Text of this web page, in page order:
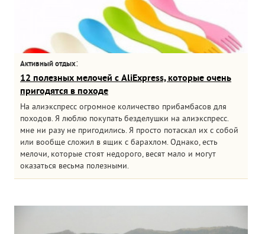
Активный отдых:
12 полезных мелочей с AliExpress, которые очень
пригодятся в походе
На алиэкспресс огромное количество прибамбасов для
походов. Я люблю покупать безделушки на алиэкспресс.
мне ни разу не пригодились. Я просто потаскал их с собой
или вообще сложил в ящик с барахлом. Однако, есть
мелочи, которые стоят недорого, весят мало и могут
оказаться весьма полезными.